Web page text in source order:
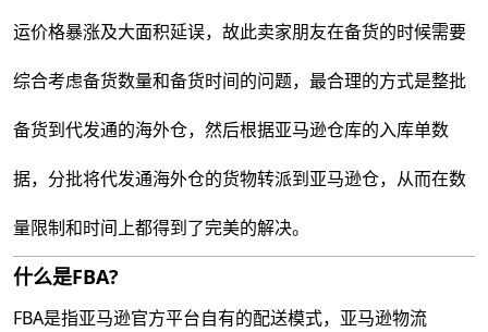
运价格暴涨及大面积延误，故此卖家朋友在备货的时候需要
综合考虑备货数量和备货时间的问题，最合理的方式是整批
备货到代发通的海外仓，然后根据亚马逊仓库的入库单数
据，分批将代发通海外仓的货物转派到亚马逊仓，从而在数
量限制和时间上都得到了完美的解决。
什么是FBA?
FBA是指亚马逊官方平台自有的配送模式，亚马逊物流